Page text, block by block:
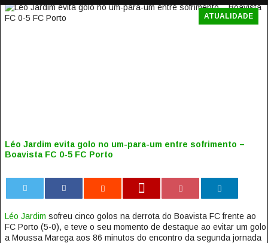
ATUALIDADE
Léo Jardim evita golo no um-para-um entre sofrimento –
Boavista FC 0-5 FC Porto
Léo Jardim sofreu cinco golos na derrota do Boavista FC frente ao
FC Porto (5-0), e teve o seu momento de destaque ao evitar um golo
a Moussa Marega aos 86 minutos do encontro da segunda jornada